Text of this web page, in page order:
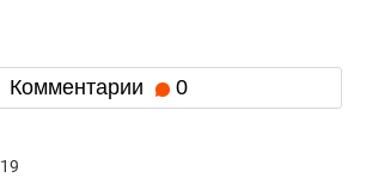
Комментарии 0